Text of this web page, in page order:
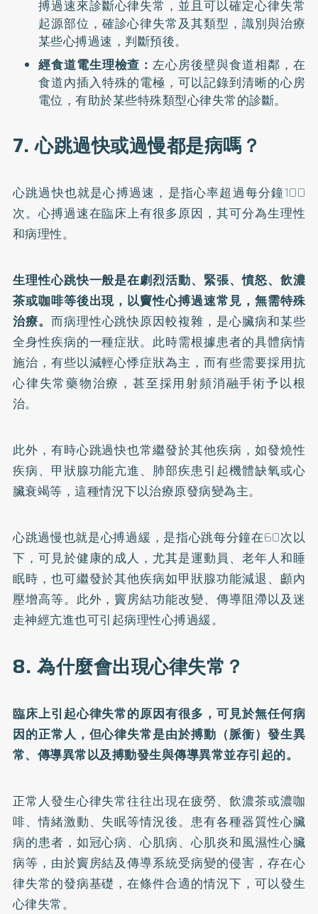
搏過速來診斷心律失常，並且可以確定心律失常
起源部位，確診心律失常及其類型，識別與治療
某些心搏過速，判斷預後。
經食道電生理檢查：左心房後壁與食道相鄰，在
食道內插入特殊的電極，可以記錄到清晰的心房
電位，有助於某些特殊類型心律失常的診斷。
7. 心跳過快或過慢都是病嗎？
心跳過快也就是心搏過速，是指心率超過每分鐘100
次。心搏過速在臨床上有很多原因，其可分為生理性
和病理性。
生理性心跳快一般是在劇烈活動、緊張、憤怒、飲濃
茶或咖啡等後出現，以竇性心搏過速常見，無需特殊
治療。 而病理性心跳快原因較複雜，是心臟病和某些
全身性疾病的一種症狀。此時需根據患者的具體病情
施治，有些以減輕心悸症狀為主，而有些需要採用抗
心律失常藥物治療，甚至採用射頻消融手術予以根
治。
此外，有時心跳過快也常繼發於其他疾病，如發燒性
疾病、甲狀腺功能亢進、肺部疾患引起機體缺氧或心
臟衰竭等，這種情況下以治療原發病變為主。
心跳過慢也就是心搏過緩，是指心跳每分鐘在60次以
下，可見於健康的成人，尤其是運動員、老年人和睡
眠時，也可繼發於其他疾病如甲狀腺功能減退、顱內
壓增高等。此外，竇房結功能改變、傳導阻滯以及迷
走神經亢進也可引起病理性心搏過緩。
8. 為什麼會出現心律失常？
臨床上引起心律失常的原因有很多，可見於無任何病
因的正常人，但心律失常是由於搏動（脈衝）發生異
常、傳導異常以及搏動發生與傳導異常並存引起的。
正常人發生心律失常往往出現在疲勞、飲濃茶或濃咖
啡、情緒激動、失眠等情況後。患有各種器質性心臟
病的患者，如冠心病、心肌病、心肌炎和風濕性心臟
病等，由於竇房結及傳導系統受病變的侵害，存在心
律失常的發病基礎，在條件合適的情況下，可以發生
心律失常。